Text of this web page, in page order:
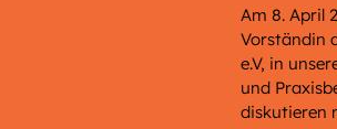
Am 8. April
Vorständin
e.V, in
und
diskutieren